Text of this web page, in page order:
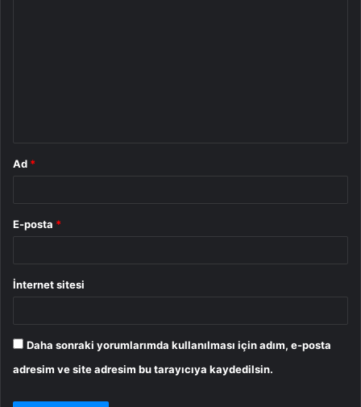
Ad *
E-posta *
İnternet sitesi
Daha sonraki yorumlarımda kullanılması için adım, e-posta
adresim ve site adresim bu tarayıcıya kaydedilsin.